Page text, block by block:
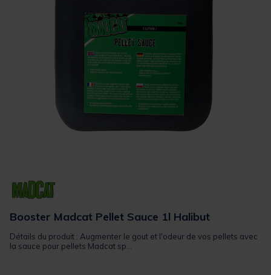
Booster Madcat Pellet Sauce 1l Halibut
Détails du produit : Augmenter le gout et l'odeur de vos pellets avec
la sauce pour pellets Madcat sp...